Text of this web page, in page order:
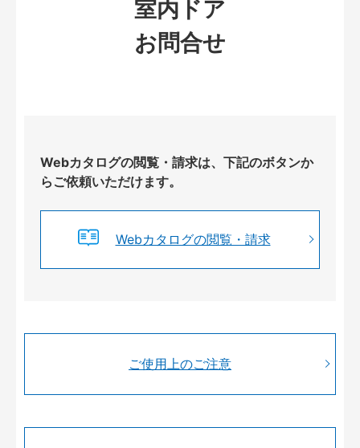
室内ドア
お問合せ
Webカタログの閲覧・請求は、下記のボタンか
らご依頼いただけます。
Webカタログの閲覧・請求
ご使用上のご注意